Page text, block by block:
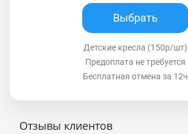
Выбрать
Детские кресла (150р/шт)
Предоплата не требуется
Бесплатная отмена за 12ч
Отзывы клиентов